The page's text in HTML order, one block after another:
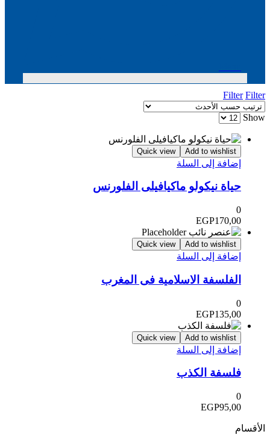
Filter Filter
Show
Add to wishlist
Quick view
إضافة إلى السلة
حياة نيكولو ماكيافيلى الفلورنس
0
EGP170,00
Add to wishlist
Quick view
إضافة إلى السلة
الفلسفة الاسلامية فى المغرب
0
EGP135,00
Add to wishlist
Quick view
إضافة إلى السلة
فلسفة الكذب
0
EGP95,00
الأقسام